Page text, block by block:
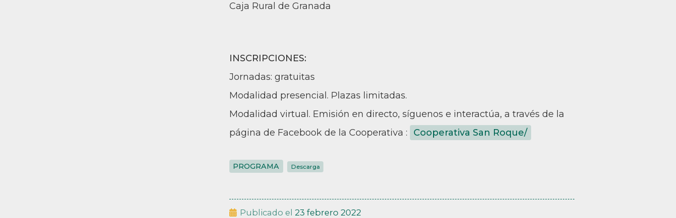
Caja Rural de Granada
INSCRIPCIONES:
Jornadas: gratuitas
Modalidad presencial. Plazas limitadas.
Modalidad virtual. Emisión en directo, síguenos e interactúa, a través de la
página de Facebook de la Cooperativa :
Cooperativa San Roque/
PROGRAMA Descarga
Publicado el 23 febrero 2022